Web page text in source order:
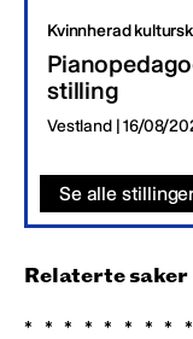
Kvinnherad
stilling
Vestland | 16/08/
Se alle
Relaterte saker